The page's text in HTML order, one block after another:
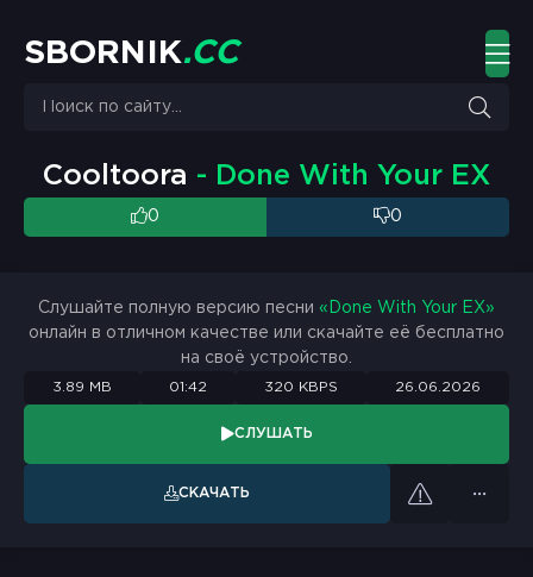
S BO R N K.CC
Cooltoora - Done With Your EX
0 0
Слушайте полную версию песни «Done With Your EX»
онлайн в отличном качестве или скачайте её бесплатно
на своё устройство.
3.89 MB 01:42 320 KBPS 26.06.2026
СЛУШАТЬ
СКАЧАТЬ